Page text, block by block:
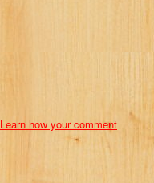
Learn how your comment